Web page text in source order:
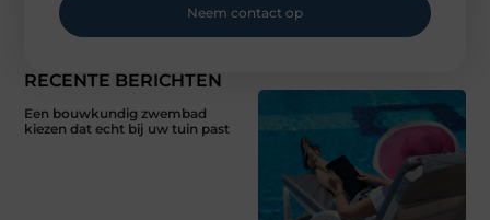
RECENTE BERICHTEN
Een bouwkundig zwembad
kiezen dat echt bij uw tuin past
Neem contact op